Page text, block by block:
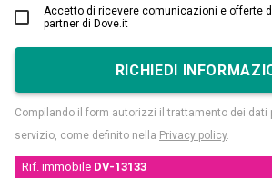
Accetto di ricevere comunicazioni e offerte
partner di Dove.it
RICHIEDI
Compilando il form autorizzi il trattamento dei dati
servizio, come definito nella Privacy policy.
Rif. immobile DV-13133